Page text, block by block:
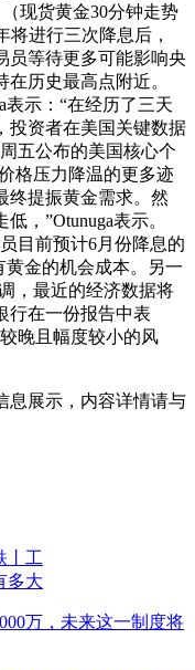
现货黄金30分钟走势
将进行三次降息后，
员等待更多可能影响央
历史最高点附近。
表示：“在经历了三天
投资者在美国关键数据
五公布的美国核心个
格压力降温的更多迹
终提振黄金需求。然
，”Otunuga表示。
目前预计6月份降息的
黄金的机会成本。另一
，最近的经济数据将
行在一份报告中表
晚且幅度较小的风
息展示，内容详情请与
丨工
多大
万，未来这一制度将